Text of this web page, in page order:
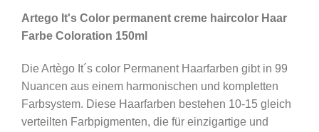
Artego It's Color permanent creme haircolor Haar
Farbe Coloration 150ml
Die Artègo It´s color Permanent Haarfarben gibt in 99
Nuancen aus einem harmonischen und kompletten
Farbsystem. Diese Haarfarben bestehen 10-15 gleich
verteilten Farbpigmenten, die für einzigartige und